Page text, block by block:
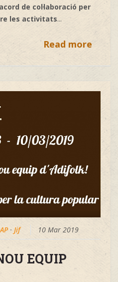
de col·laboració per
les activitats...
Read more
· Jif 10 Mar 2019
EQUIP